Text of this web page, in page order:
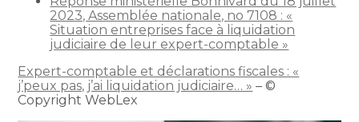
2023, Assemblée nationale, no 7108 : «
Situation entreprises face à liquidation
judiciaire de leur expert-comptable »
Expert-comptable et déclarations fiscales : «
j’peux pas, j’ai liquidation judiciaire… » – ©
Copyright WebLex